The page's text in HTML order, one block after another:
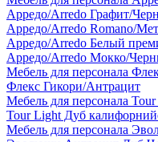
Арредо/Arredo Графит/
Арредо/Arredo Romano/
Арредо/Arredo Белый
Арредо/Arredo Мокко/
Мебель для персонала
Флекс Гикори/Антрацит
Мебель для персонала
Tour Light Дуб
Мебель для персонала